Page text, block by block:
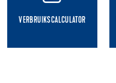
VERBRUIKSCALCULATOR